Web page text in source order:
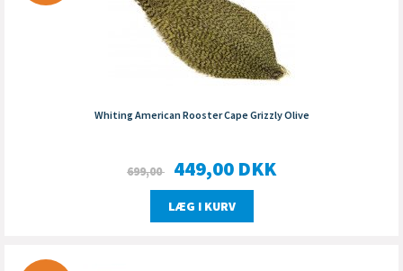
Whiting American Rooster Cape Grizzly Olive
699,00 449,00 DKK
LÆG I KURV